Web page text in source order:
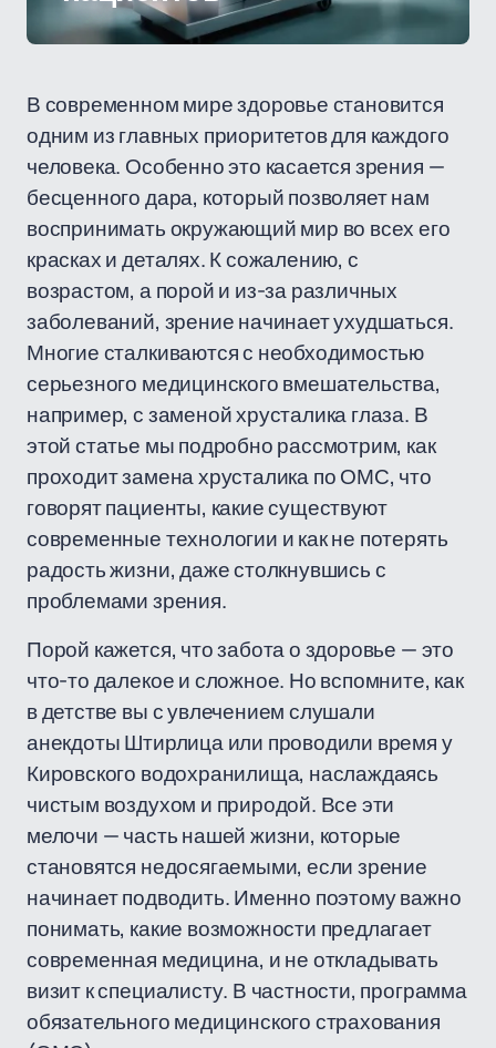
В современном мире здоровье становится
одним из главных приоритетов для каждого
человека. Особенно это касается зрения —
бесценного дара, который позволяет нам
воспринимать окружающий мир во всех его
красках и деталях. К сожалению, с
возрастом, а порой и из-за различных
заболеваний, зрение начинает ухудшаться.
Многие сталкиваются с необходимостью
серьезного медицинского вмешательства,
например, с заменой хрусталика глаза. В
этой статье мы подробно рассмотрим, как
проходит замена хрусталика по ОМС, что
говорят пациенты, какие существуют
современные технологии и как не потерять
радость жизни, даже столкнувшись с
проблемами зрения.
Порой кажется, что забота о здоровье — это
что-то далекое и сложное. Но вспомните, как
в детстве вы с увлечением слушали
анекдоты Штирлица или проводили время у
Кировского водохранилища, наслаждаясь
чистым воздухом и природой. Все эти
мелочи — часть нашей жизни, которые
становятся недосягаемыми, если зрение
начинает подводить. Именно поэтому важно
понимать, какие возможности предлагает
современная медицина, и не откладывать
визит к специалисту. В частности, программа
обязательного медицинского страхования